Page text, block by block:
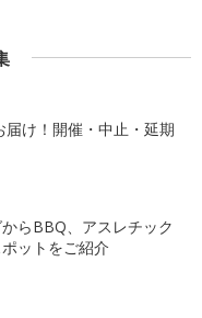
け！開催・中止・延期
らBBQ、アスレチック
ットをご紹介